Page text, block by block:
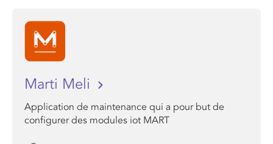
Marti Meli
Application de maintenance qui a pour but de
configurer des modules iot MART